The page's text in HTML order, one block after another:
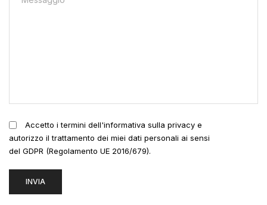
Accetto i termini dell'informativa sulla privacy e
autorizzo il trattamento dei miei dati personali ai sensi
del GDPR (Regolamento UE 2016/679).